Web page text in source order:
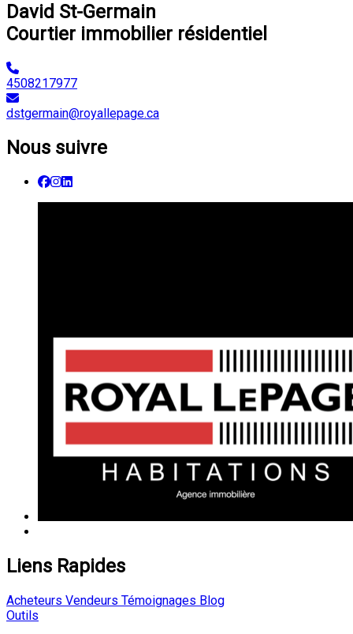
David St-Germain
Courtier immobilier résidentiel
4508217977
dstgermain@royallepage.ca
Nous suivre
Liens Rapides
Acheteurs Vendeurs Témoignages Blog
Outils